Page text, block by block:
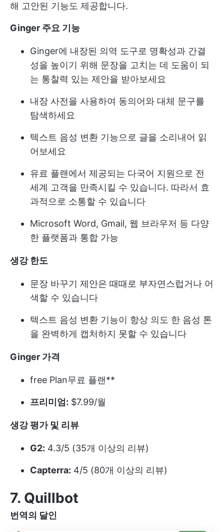
해 고안된 기능도 제공합니다.
Ginger 주요 기능
Ginger에 내장된 의역 도구로 명확성과 간결
성을 높이기 위해 문장을 고치는 데 도움이 되
는 통찰력 있는 제안을 받아보세요
내장 사전을 사용하여 동의어와 대체 문구를
탐색하세요
텍스트 음성 변환 기능으로 글을 소리내어 읽
어보세요
유료 플랜에서 제공되는 다국어 지원으로 전
세계 고객을 만족시킬 수 있습니다. 따라서 효
과적으로 소통할 수 있습니다
Microsoft Word, Gmail, 웹 브라우저 등 다양
한 플랫폼과 통합 가능
생강 한도
문장 바꾸기 제안은 때때로 부자연스럽거나 어
색할 수 있습니다
텍스트 음성 변환 기능이 항상 의도 한 음성 톤
을 완벽하게 캡처하지 못할 수 있습니다
Ginger 가격
free Plan무료 플랜**
프리미엄: $7.99/월
생강 평가 및 리뷰
G2: 4.3/5 (35개 이상의 리뷰)
Capterra: 4/5 (80개 이상의 리뷰)
7. Quillbot
번역의 달인